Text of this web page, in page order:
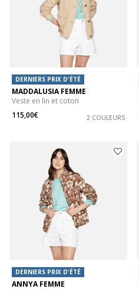
DERNIERS PRIX D'ÉTÉ
MADDALUSIA FEMME
Veste en lin et coton
115,00€
2 COULEURS
DERNIERS PRIX D'ÉTÉ
ANNYA FEMME